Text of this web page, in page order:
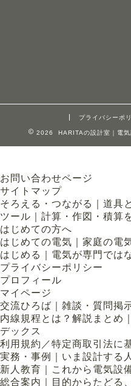
プライバシーポ
2026 HARITAの設計室｜電気
お問い合わせページ
サイトマップ
そろえる・つながる｜道具
ツール｜計算・作図・積算
はじめての方へ
はじめての電気｜家庭の電
はじめる｜電気が専門では
プライバシーポリシー
プロフィール
マイページ
交流ひろば｜雑談・質問掲
内線規程とは？解説まとめ
デックス
利用規約／特定商取引法に
実務・事例｜いま設計する
新人教育｜これから電気設
総合案内｜目的からたどる